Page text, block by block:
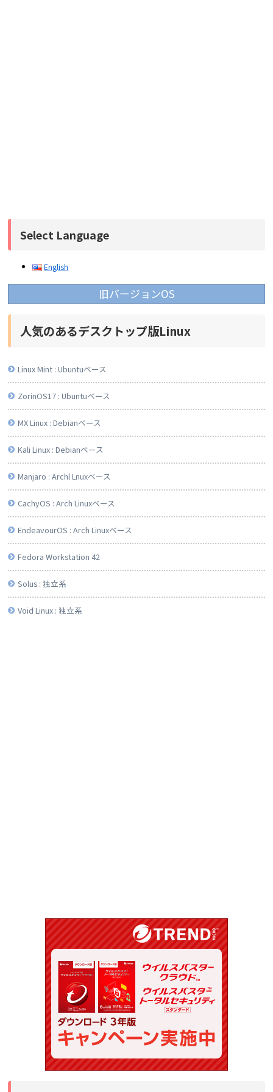
Select Language
English
旧バージョンOS
人気のあるデスクトップ版Linux
Linux Mint : Ubuntuベース
ZorinOS17 : Ubuntuベース
MX Linux : Debianベース
Kali Linux : Debianベース
Manjaro : Archl Lnuxベース
CachyOS : Arch Linuxベース
EndeavourOS : Arch Linuxベース
Fedora Workstation 42
Solus : 独立系
Void Linux : 独立系